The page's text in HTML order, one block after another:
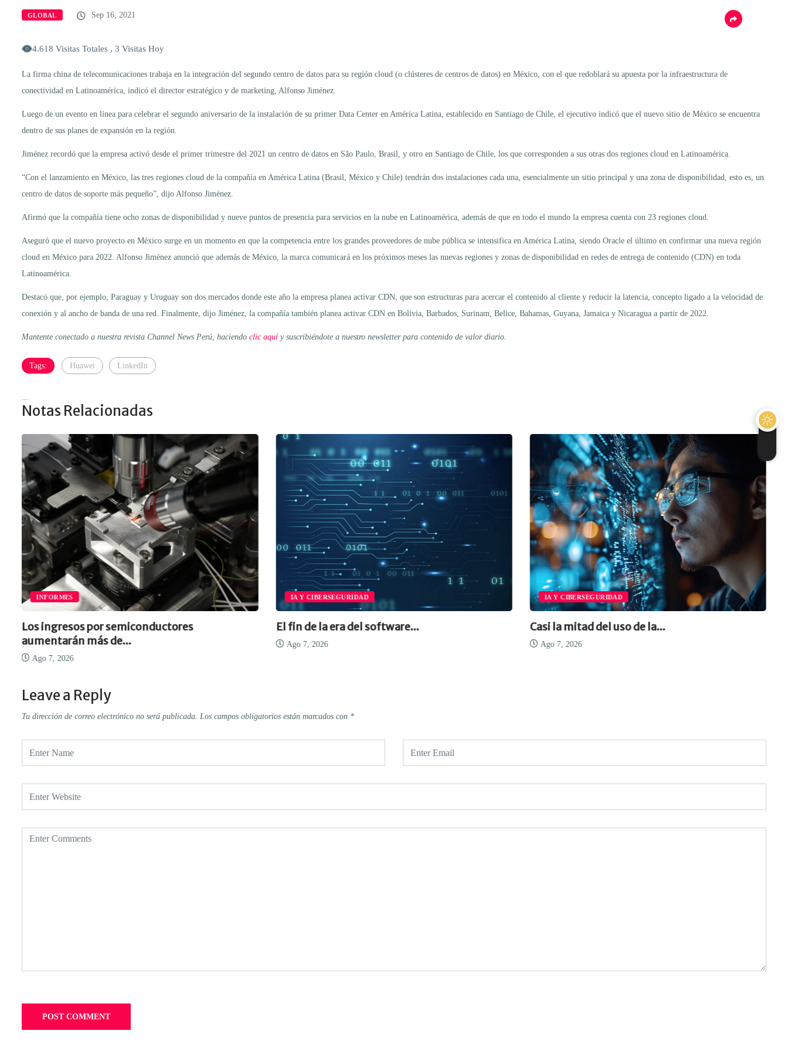
GLOBAL Sep 16, 2021
4.618 Visitas Totales , 3 Visitas Hoy
La firma china de telecomunicaciones trabaja en la integración del segundo centro de datos para su región cloud (o clústeres de centros de datos) en México, con el que redoblará su apuesta por la infraestructura de
conectividad en Latinoamérica, indicó el director estratégico y de marketing, Alfonso Jiménez.
Luego de un evento en línea para celebrar el segundo aniversario de la instalación de su primer Data Center en América Latina, establecido en Santiago de Chile, el ejecutivo indicó que el nuevo sitio de México se encuentra
dentro de sus planes de expansión en la región.
Jiménez recordó que la empresa activó desde el primer trimestre del 2021 un centro de datos en São Paulo, Brasil, y otro en Santiago de Chile, los que corresponden a sus otras dos regiones cloud en Latinoamérica.
“Con el lanzamiento en México, las tres regiones cloud de la compañía en América Latina (Brasil, México y Chile) tendrán dos instalaciones cada una, esencialmente un sitio principal y una zona de disponibilidad, esto es, un
centro de datos de soporte más pequeño”, dijo Alfonso Jiménez.
Afirmó que la compañía tiene ocho zonas de disponibilidad y nueve puntos de presencia para servicios en la nube en Latinoamérica, además de que en todo el mundo la empresa cuenta con 23 regiones cloud.
Aseguró que el nuevo proyecto en México surge en un momento en que la competencia entre los grandes proveedores de nube pública se intensifica en América Latina, siendo Oracle el último en confirmar una nueva región
cloud en México para 2022. Alfonso Jiménez anunció que además de México, la marca comunicará en los próximos meses las nuevas regiones y zonas de disponibilidad en redes de entrega de contenido (CDN) en toda
Latinoamérica.
Destacó que, por ejemplo, Paraguay y Uruguay son dos mercados donde este año la empresa planea activar CDN, que son estructuras para acercar el contenido al cliente y reducir la latencia, concepto ligado a la velocidad de
conexión y al ancho de banda de una red. Finalmente, dijo Jiménez, la compañía también planea activar CDN en Bolivia, Barbados, Surinam, Belice, Bahamas, Guyana, Jamaica y Nicaragua a partir de 2022.
Mantente conectado a nuestra revista Channel News Perú, haciendo clic aquíy suscribiéndote a nuestro newsletter para contenido de valor diario.
Tags: Huawei LinkedIn
Notas Relacionadas
INFORMES
Los ingresos por semiconductores
aumentarán más de...
Ago 7, 2026
IA Y CIBERSEGURIDAD
El fin de la era del software...
Ago 7, 2026
IA Y CIBERSEGURIDAD
Casi la mitad del uso de la...
Ago 7, 2026
Leave a Reply
Tu dirección de correo electrónico no será publicada. Los campos obligatorios están marcados con *